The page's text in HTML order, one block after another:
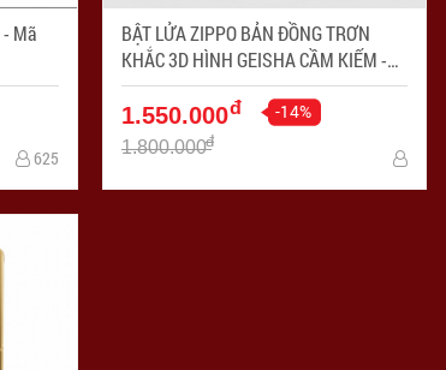
625
BẬT LỬA ZIPPO BẢN ĐỒNG TRƠN
KHẮC 3D HÌNH GEISHA CẦM KIẾM -
Mã SP: ZPC4201
1.550.000đ -14%
1.800.000đ